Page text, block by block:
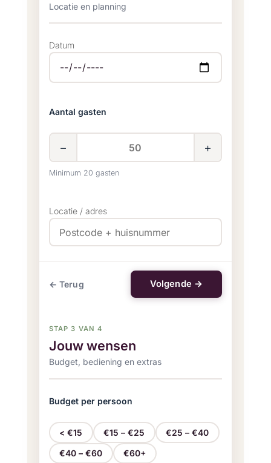
Locatie en planning
Datum
Aantal gasten
− +
Minimum 20 gasten
Locatie / adres
← Terug Volgende →
STAP 3 VAN 4
Jouw wensen
Budget, bediening en extras
Budget per persoon
< €15 €15 – €25 €25 – €40
€40 – €60 €60+